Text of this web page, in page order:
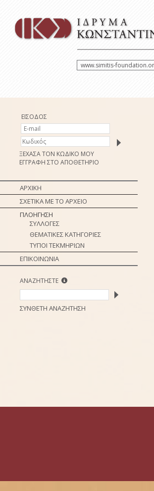
www.simitis-
ΕΙΣΟΔΟΣ
ΞΕΧΑΣΑ ΤΟΝ ΚΩΔΙΚΟ ΜΟΥ
ΕΓΓΡΑΦΗ ΣΤΟ ΑΠΟΘΕΤΗΡΙΟ
ΑΡΧΙΚΗ
ΣΧΕΤΙΚΑ ΜΕ ΤΟ ΑΡΧΕΙΟ
ΠΛΟΗΓΗΣΗ
ΣΥΛΛΟΓΕΣ
ΘΕΜΑΤΙΚΕΣ ΚΑΤΗΓΟΡΙΕΣ
ΤΥΠΟΙ ΤΕΚΜΗΡΙΩΝ
ΕΠΙΚΟΙΝΩΝΙΑ
ΑΝΑΖΗΤΗΣΤΕ
ΣΥΝΘΕΤΗ ΑΝΑΖΗΤΗΣΗ